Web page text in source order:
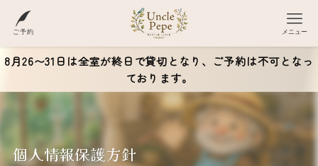
ご予約 メニュー
8月26〜31日は全室が終日で貸切となり、ご予約は不可となっ
ております。
個人情報保護方針